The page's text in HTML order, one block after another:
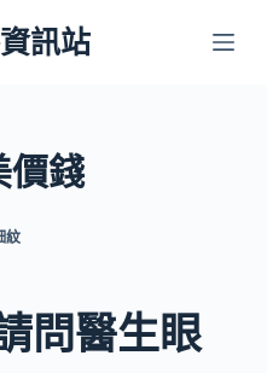
訊站
價錢
紋
問醫生眼